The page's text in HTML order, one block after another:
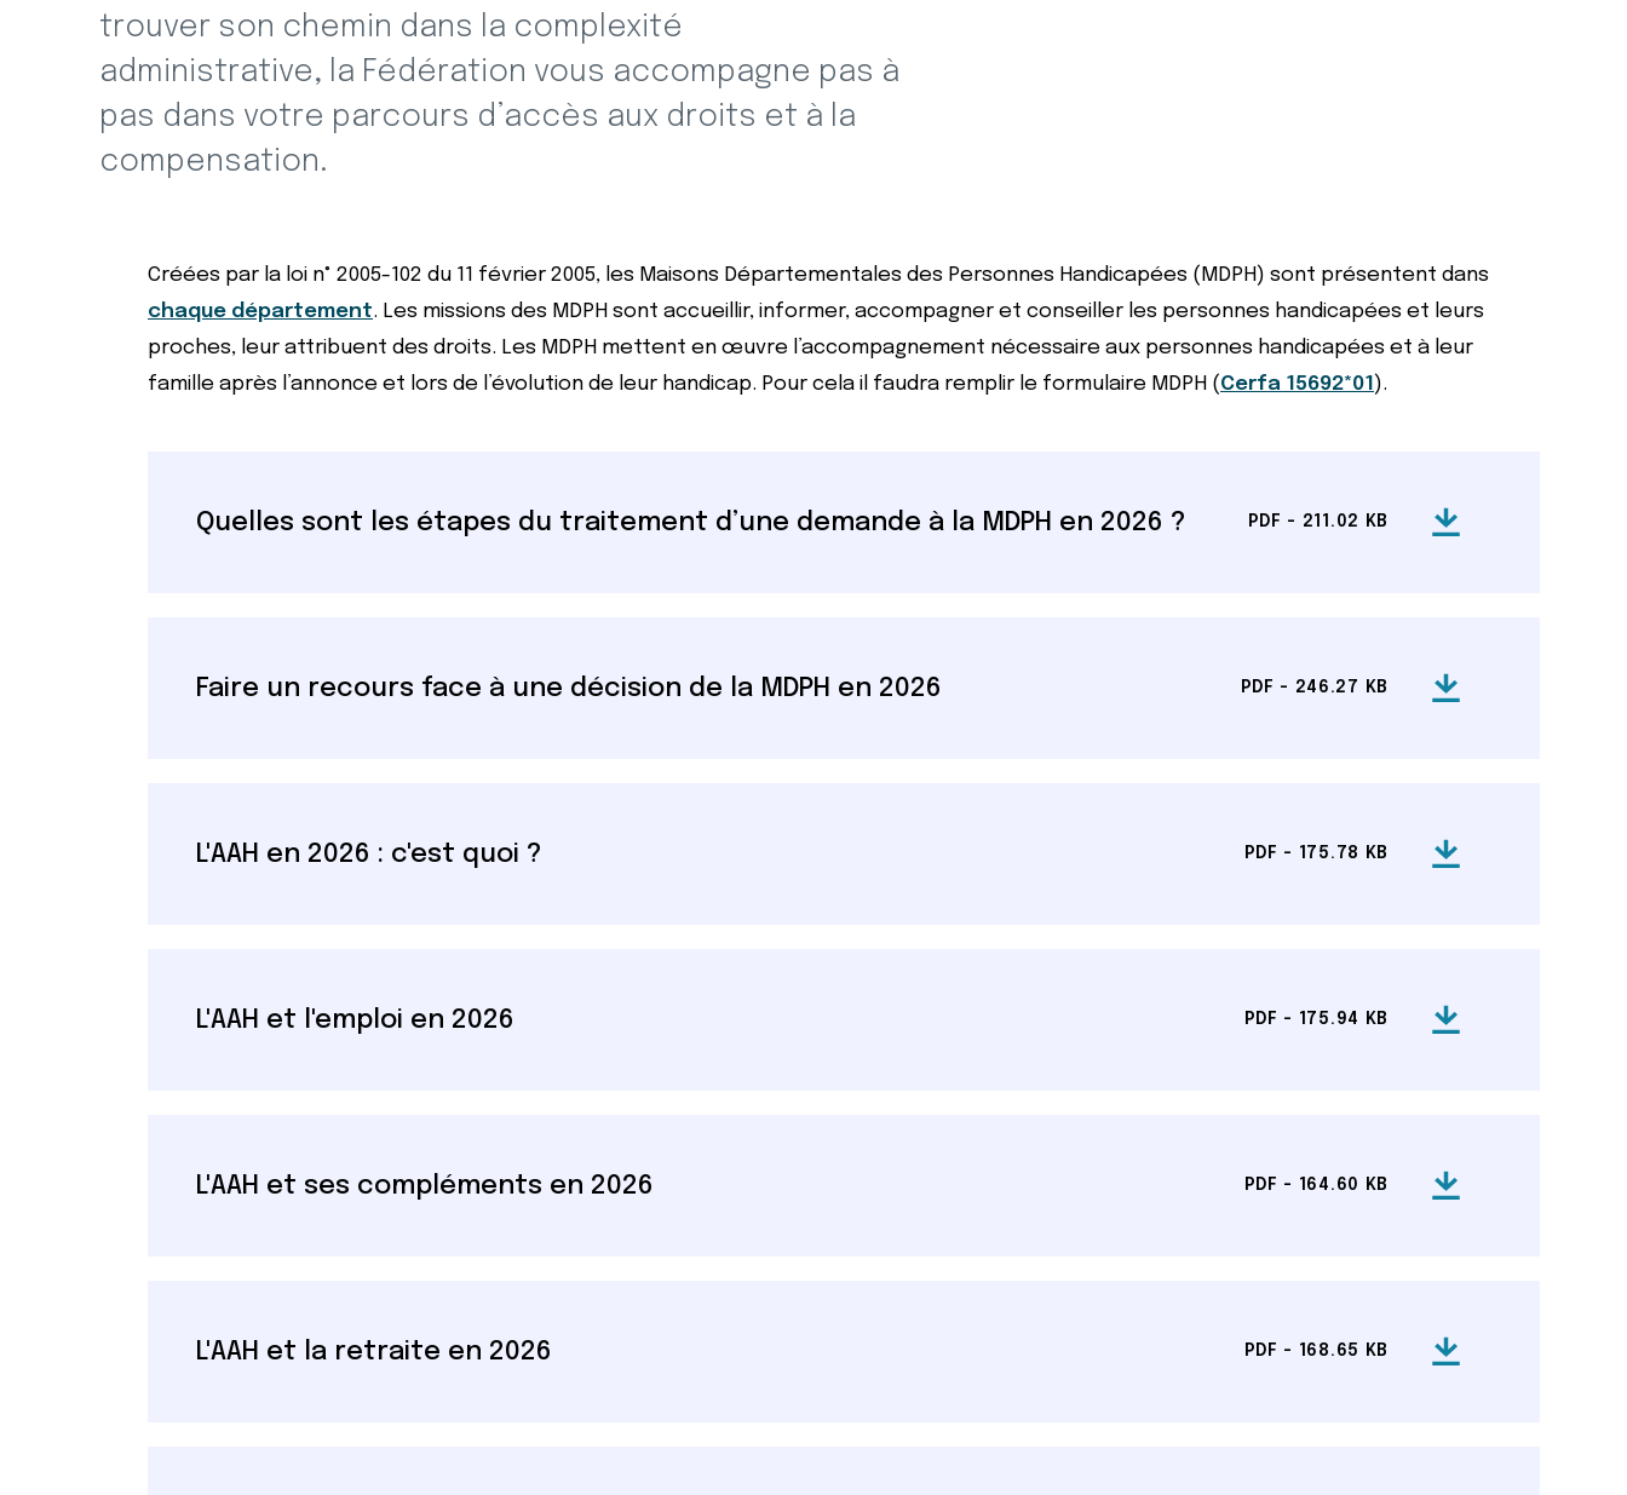
trouver son chemin dans la complexité
administrative, la Fédération vous accompagne pas à
pas dans votre parcours d’accès aux droits et à la
compensation.
Créées par la loi n° 2005-102 du 11 février 2005, les Maisons Départementales des Personnes Handicapées (MDPH) sont présentent dans
chaque département. Les missions des MDPH sont accueillir, informer, accompagner et conseiller les personnes handicapées et leurs
proches, leur attribuent des droits. Les MDPH mettent en œuvre l’accompagnement nécessaire aux personnes handicapées et à leur
famille après l’annonce et lors de l’évolution de leur handicap. Pour cela il faudra remplir le formulaire MDPH (Cerfa 15692*01 ).
Quelles sont les étapes du traitement d’une demande à la MDPH en 2026 ? PDF - 211.02 KB
Faire un recours face à une décision de la MDPH en 2026 PDF - 246.27 KB
L'AAH en 2026 : c'est quoi ? PDF - 175.78 KB
L'AAH et l'emploi en 2026 PDF - 175.94 KB
L'AAH et ses compléments en 2026 PDF - 164.60 KB
L'AAH et la retraite en 2026 PDF - 168.65 KB